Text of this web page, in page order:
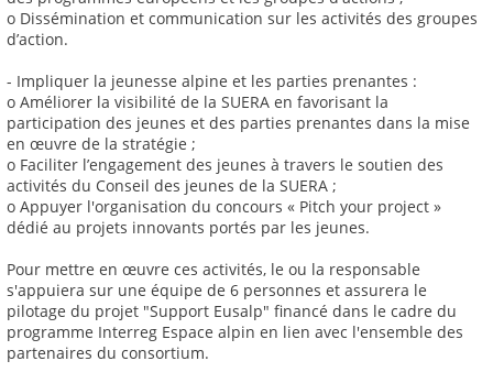
o Dissémination et communication sur les activités des groupes
d’action.
- Impliquer la jeunesse alpine et les parties prenantes :
o Améliorer la visibilité de la SUERA en favorisant la
participation des jeunes et des parties prenantes dans la mise
en œuvre de la stratégie ;
o Faciliter l’engagement des jeunes à travers le soutien des
activités du Conseil des jeunes de la SUERA ;
o Appuyer l'organisation du concours « Pitch your project »
dédié au projets innovants portés par les jeunes.
Pour mettre en œuvre ces activités, le ou la responsable
s'appuiera sur une équipe de 6 personnes et assurera le
pilotage du projet "Support Eusalp" financé dans le cadre du
programme Interreg Espace alpin en lien avec l'ensemble des
partenaires du consortium.